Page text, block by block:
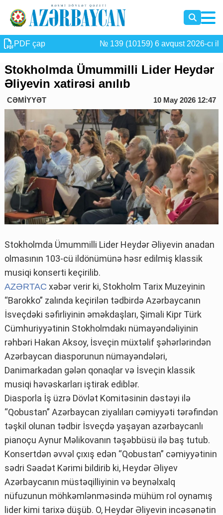
PDF çap № 139 (10159) 6 avqust 2026-cı il
Stokholmda Ümummilli Lider Heydər
Əliyevin xatirəsi anılıb
CƏMİYYƏT 10 May 2026 12:47
Stokholmda Ümummilli Lider Heydər Əliyevin anadan
olmasının 103-cü ildönümünə həsr edilmiş klassik
musiqi konserti keçirilib.
AZƏRTAC xəbər verir ki, Stokholm Tarix Muzeyinin
“Barokko” zalında keçirilən tədbirdə Azərbaycanın
İsveçdəki səfirliyinin əməkdaşları, Şimali Kipr Türk
Cümhuriyyətinin Stokholmdakı nümayəndəliyinin
rəhbəri Hakan Aksoy, İsveçin müxtəlif şəhərlərindən
Azərbaycan diasporunun nümayəndələri,
Danimarkadan gələn qonaqlar və İsveçin klassik
musiqi həvəskarları iştirak ediblər.
Diasporla İş üzrə Dövlət Komitəsinin dəstəyi ilə
“Qobustan” Azərbaycan ziyalıları cəmiyyəti tərəfindən
təşkil olunan tədbir İsveçdə yaşayan azərbaycanlı
pianoçu Aynur Məlikovanın təşəbbüsü ilə baş tutub.
Konsertdən əvvəl çıxış edən “Qobustan” cəmiyyətinin
sədri Səadət Kərimi bildirib ki, Heydər Əliyev
Azərbaycanın müstəqilliyinin və beynəlxalq
nüfuzunun möhkəmlənməsində mühüm rol oynamış
lider kimi tarixə düşüb. O, Heydər Əliyevin incəsənətin